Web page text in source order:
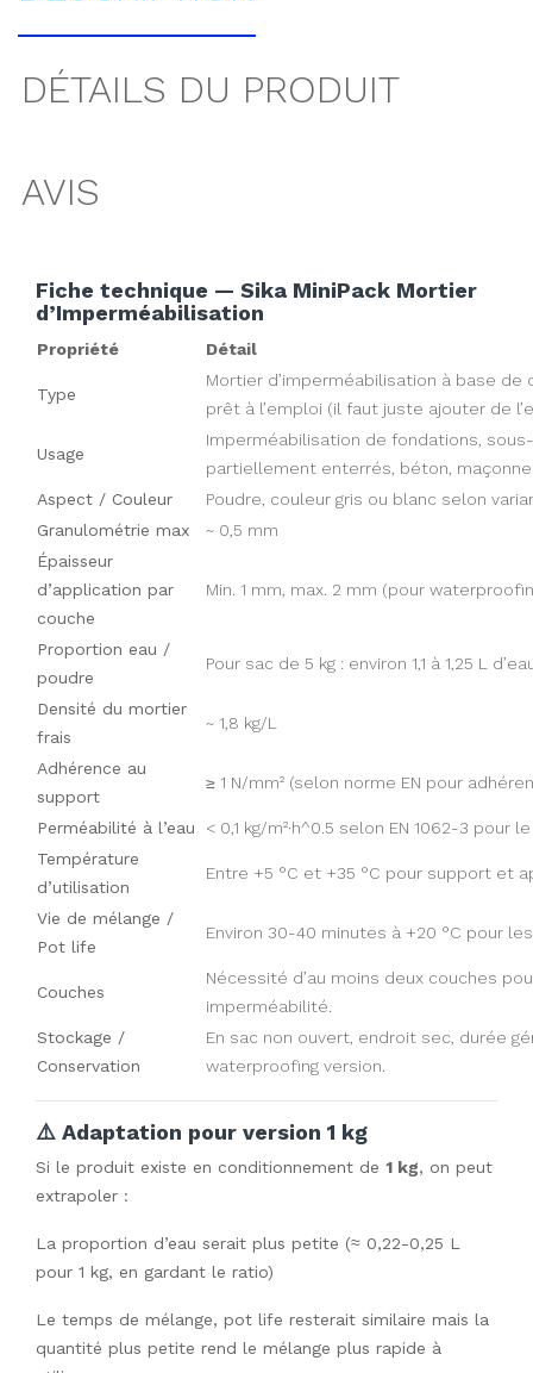
DÉTAILS DU PRODUIT
AVIS
Fiche technique — Sika MiniPack Mortier
d’Imperméabilisation
Propriété Détail
Type
Mortier d’imperméabilisation à base
prêt à l’emploi (il faut juste ajouter de
Usage
Imperméabilisation de fondations,
partiellement enterrés, béton,
Aspect / Couleur
Poudre, couleur gris ou blanc selon
Granulométrie max
~ 0,5 mm
Épaisseur
d’application par
couche
Min. 1 mm, max. 2 mm (pour
Proportion eau /
poudre
Pour sac de 5 kg : environ 1,1 à 1,25 L
Densité du mortier
frais
~ 1,8 kg/L
Adhérence au
support
≥ 1 N/mm² (selon norme EN pour
Perméabilité à l’eau
< 0,1 kg/m²·h^0.5 selon EN 1062-3 pour
Température
d’utilisation
Entre +5 °C et +35 °C pour support et
Vie de mélange /
Pot life
Environ 30-40 minutes à +20 °C pour
Couches
Nécessité d’au moins deux couches
imperméabilité.
Stockage /
Conservation
En sac non ouvert, endroit sec, durée
waterproofing version.
⚠️ Adaptation pour version 1 kg
Si le produit existe en conditionnement de 1 kg, on peut
extrapoler :
La proportion d’eau serait plus petite (≈ 0,22-0,25 L
pour 1 kg, en gardant le ratio)
Le temps de mélange, pot life resterait similaire mais la
quantité plus petite rend le mélange plus rapide à